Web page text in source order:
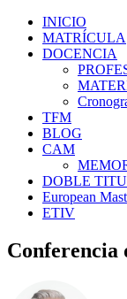
INICIO
MATRÍCULA
DOCENCIA
TFM
BLOG
CAM
DOBLE
European
ETIV
Conferencia